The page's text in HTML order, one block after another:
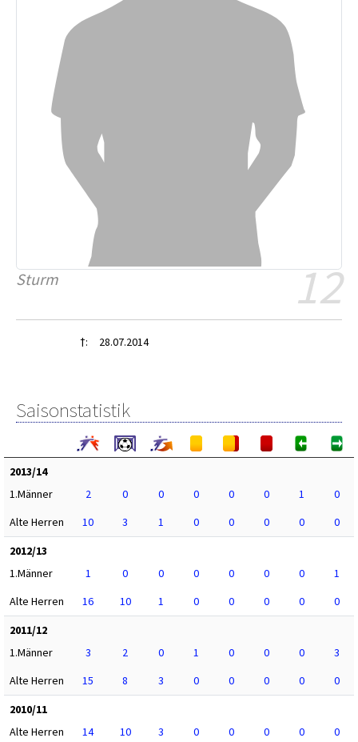
12
Sturm
†: 28.07.2014
Saisonstatistik
2013/14
1.Männer
2 0 0 0 0 0 1
0
Alte Herren
10 3 1 0 0 0 0
0
2012/13
1.Männer
1 0 0 0 0 0 0
1
Alte Herren
16 10 1 0 0 0 0
0
2011/12
1.Männer
3 2 0 1 0 0 0
3
Alte Herren
15 8 3 0 0 0 0
0
2010/11
Alte Herren
14 10 3 0 0 0 0
0